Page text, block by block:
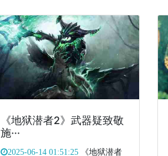
《地狱潜者2》武器疑致敬
施···
2025-06-14 01:51:25《地狱潜者